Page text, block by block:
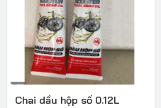
Chai dầu hộp số 0.12L